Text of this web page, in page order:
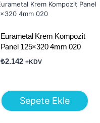
Eurametal Krem Kompozit
Panel 125×320 4mm 020
₺2.142 +KDV
Sepete Ekle